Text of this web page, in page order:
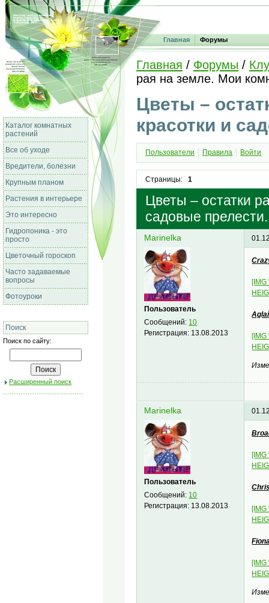
Главная Форумы
Каталог комнатных
растений
Все об уходе
Вредители, болезни
Крупным планом
Растения в интерьере
Это интересно
Гидропоника - это
просто
Цветочный гороскоп
Часто задаваемые
вопросы
Фотоуроки
Поиск
Поиск по сайту:
Расширенный поиск
Главная / Форумы /
рая на земле. Мои
Цветы –
красотки и
Пользователи Правила Войти
Страницы: 1
Цветы – остатки
садовые
Marinelka
Пользователь
Сообщений: 10
Регистрация: 13.08.2013
Marinelka
Пользователь
Сообщений: 10
Регистрация: 13.08.2013